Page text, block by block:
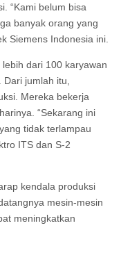
“Kami belum bisa
banyak orang yang
Siemens Indonesia ini.
dari 100 karyawan
jumlah itu,
Mereka bekerja
“Sekarang ini
tidak terlampau
ITS dan S-2
kendala produksi
mesin-mesin
meningkatkan